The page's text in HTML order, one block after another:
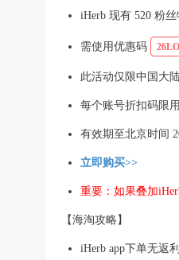
iHerb 现有 520 粉
需使用优惠码
此活动仅限中国大
每个账号折扣码限
有效期至北京时间
立即购买>>
重要：如果叠加
【海淘攻略】
iHerb app下单无返利